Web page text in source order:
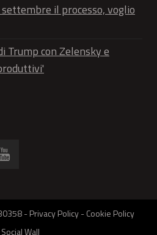
il processo, voglio
Trump con Zelensky e
-Privacy Policy-Cookie Policy
Social Wall